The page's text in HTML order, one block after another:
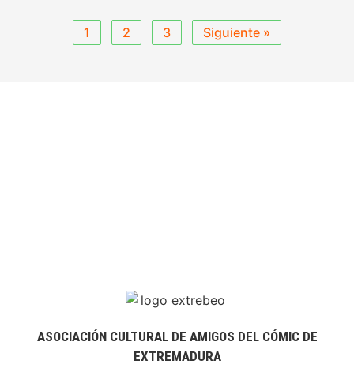
1 2 3 Siguiente »
ASOCIACIÓN CULTURAL DE AMIGOS DEL CÓMIC DE
EXTREMADURA